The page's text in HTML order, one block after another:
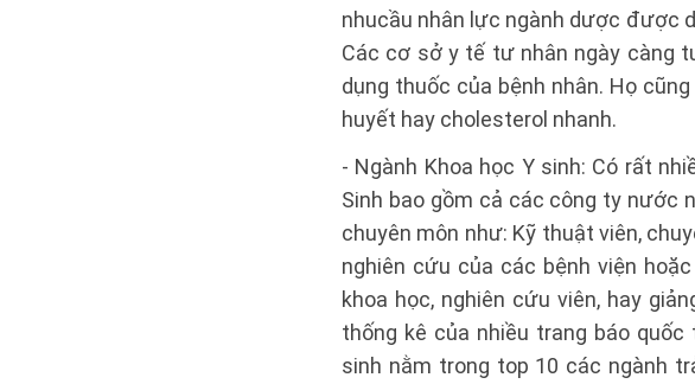
nhucầu nhân lực ngành dược được
Các cơ sở y tế tư nhân ngày càng
dụng thuốc của bệnh nhân. Họ
huyết hay cholesterol nhanh.
- Ngành Khoa học Y sinh: Có rất
Sinh bao gồm cả các công ty nước
chuyên môn như: Kỹ thuật viên,
nghiên cứu của các bệnh viện
khoa học, nghiên cứu viên, hay
thống kê của nhiều trang báo
sinh nằm trong top 10 các ngành